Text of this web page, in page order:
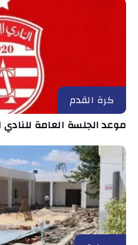
كرة القدم
موعد الجلسة العامة للنادي